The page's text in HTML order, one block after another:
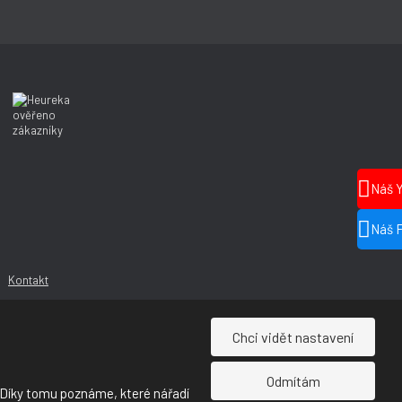
tomu poznáme, které nářadí
Chci vidět nastavení
Odmítám
Náš
Náš
Kontakt